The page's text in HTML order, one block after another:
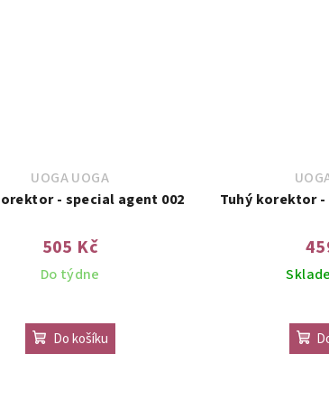
UOGA UOGA
- special agent 002
505 Kč
Do týdne
Do košíku
Tuhý korektor -